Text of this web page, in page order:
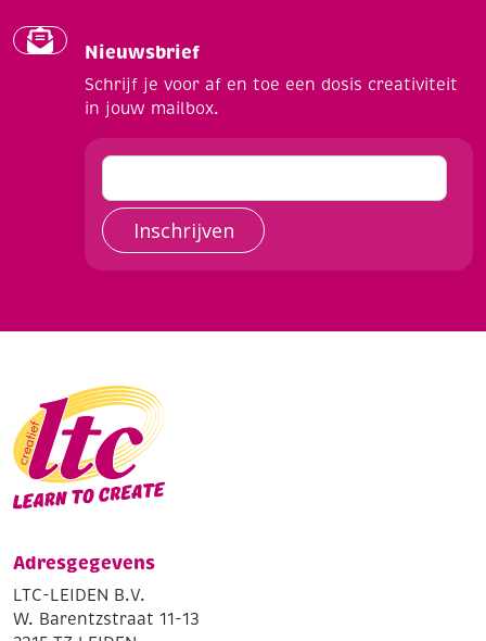
Nieuwsbrief
Schrijf je voor af en toe een dosis creativiteit
in jouw mailbox.
Inschrijven
Adresgegevens
LTC-LEIDEN B.V.
W. Barentzstraat 11-13